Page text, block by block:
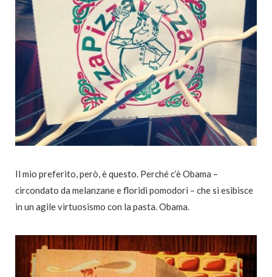
Il mio preferito, però, è questo. Perché c’è Obama –
circondato da melanzane e floridi pomodori – che si esibisce
in un agile virtuosismo con la pasta. Obama.